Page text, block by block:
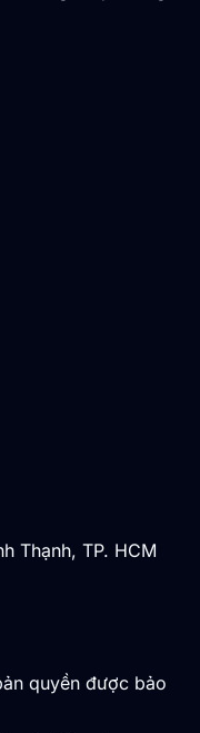
Thạnh, TP. HCM
quyền được bảo